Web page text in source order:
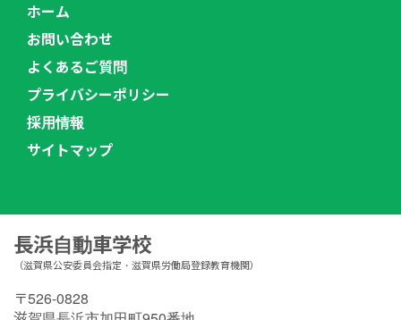
ホーム
お問い合わせ
よくあるご質問
プライバシーポリシー
採用情報
サイトマップ
長浜自動車学校
（滋賀県公安委員会指定・滋賀県労働局登録教育機関）
〒526-0828